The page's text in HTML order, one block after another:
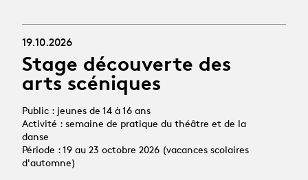
19.10.2026
Stage découverte des
arts scéniques
Public : jeunes de 14 à 16 ans
Activité : semaine de pratique du théâtre et de la
danse
Période : 19 au 23 octobre 2026 (vacances scolaires
d'automne)